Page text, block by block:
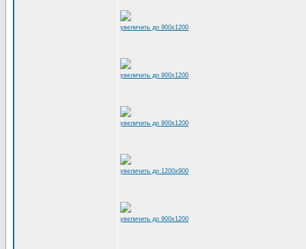
увеличить до 900x1200
увеличить до 900x1200
увеличить до 900x1200
увеличить до 1200x900
увеличить до 900x1200